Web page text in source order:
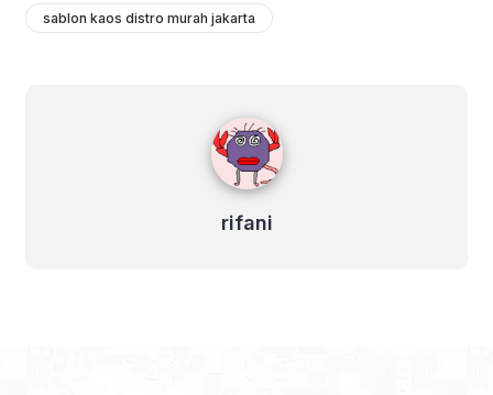
sablon kaos distro murah jakarta
rifani